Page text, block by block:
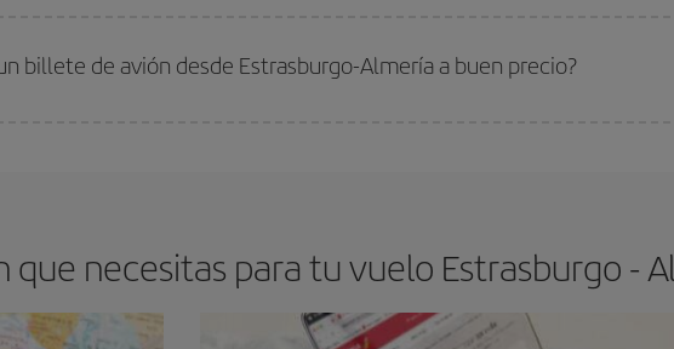
billete de avión desde Estrasburgo-Almería a buen precio?
necesitas para tu vuelo Estrasburgo -